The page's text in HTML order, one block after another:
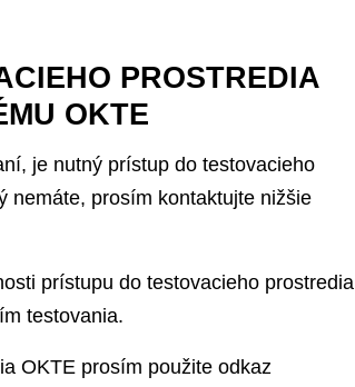
PROSTREDIA
OKTE
je nutný prístup do testovacieho
nemáte, prosím kontaktujte nižšie
prístupu do testovacieho prostredia
testovania.
OKTE prosím použite odkaz